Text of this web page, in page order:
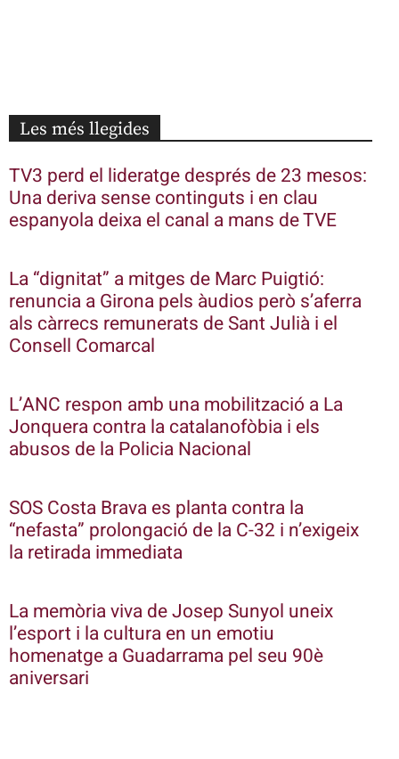
Les més llegides
TV3 perd el lideratge després de 23 mesos:
Una deriva sense continguts i en clau
espanyola deixa el canal a mans de TVE
La “dignitat” a mitges de Marc Puigtió:
renuncia a Girona pels àudios però s’aferra
als càrrecs remunerats de Sant Julià i el
Consell Comarcal
L’ANC respon amb una mobilització a La
Jonquera contra la catalanofòbia i els
abusos de la Policia Nacional
SOS Costa Brava es planta contra la
“nefasta” prolongació de la C-32 i n’exigeix
la retirada immediata
La memòria viva de Josep Sunyol uneix
l’esport i la cultura en un emotiu
homenatge a Guadarrama pel seu 90è
aniversari